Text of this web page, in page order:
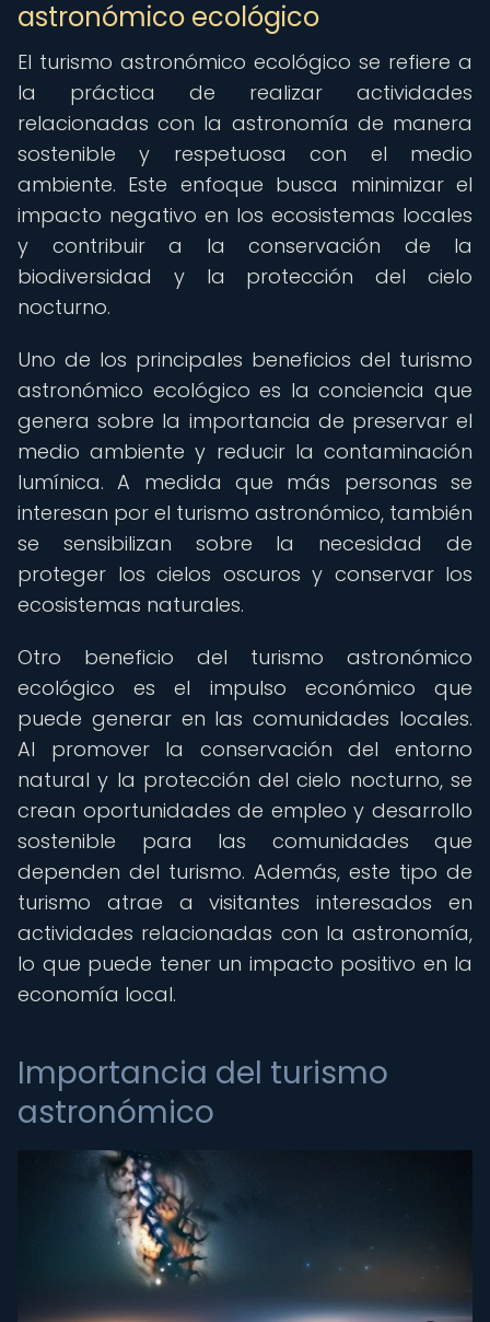
astronómico ecológico
El turismo astronómico ecológico se refiere a
la práctica de realizar actividades
relacionadas con la astronomía de manera
sostenible y respetuosa con el medio
ambiente. Este enfoque busca minimizar el
impacto negativo en los ecosistemas locales
y contribuir a la conservación de la
biodiversidad y la protección del cielo
nocturno.
Uno de los principales beneficios del turismo
astronómico ecológico es la conciencia que
genera sobre la importancia de preservar el
medio ambiente y reducir la contaminación
lumínica. A medida que más personas se
interesan por el turismo astronómico, también
se sensibilizan sobre la necesidad de
proteger los cielos oscuros y conservar los
ecosistemas naturales.
Otro beneficio del turismo astronómico
ecológico es el impulso económico que
puede generar en las comunidades locales.
Al promover la conservación del entorno
natural y la protección del cielo nocturno, se
crean oportunidades de empleo y desarrollo
sostenible para las comunidades que
dependen del turismo. Además, este tipo de
turismo atrae a visitantes interesados en
actividades relacionadas con la astronomía,
lo que puede tener un impacto positivo en la
economía local.
Importancia del turismo
astronómico